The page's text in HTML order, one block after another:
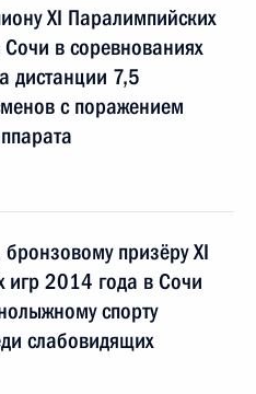
XI Паралимпийских
в соревнованиях
дистанции 7,5
с поражением
призёру XI
игр 2014 года в Сочи
спорту
слабовидящих